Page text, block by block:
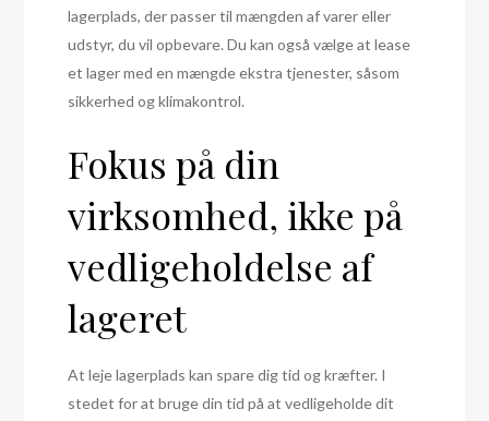
lagerplads, der passer til mængden af varer eller
udstyr, du vil opbevare. Du kan også vælge at lease
et lager med en mængde ekstra tjenester, såsom
sikkerhed og klimakontrol.
Fokus på din
virksomhed, ikke på
vedligeholdelse af
lageret
At leje lagerplads kan spare dig tid og kræfter. I
stedet for at bruge din tid på at vedligeholde dit